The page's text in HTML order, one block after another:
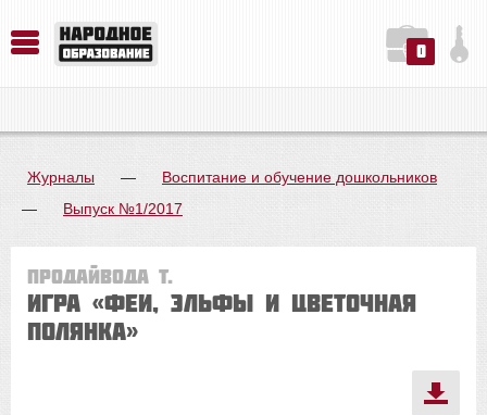
0
Журналы —
Воспитание и обучение дошкольников
—
Выпуск №1/2017
Продайвода Т.
Игра «Феи, эльфы и цветочная
полянка»